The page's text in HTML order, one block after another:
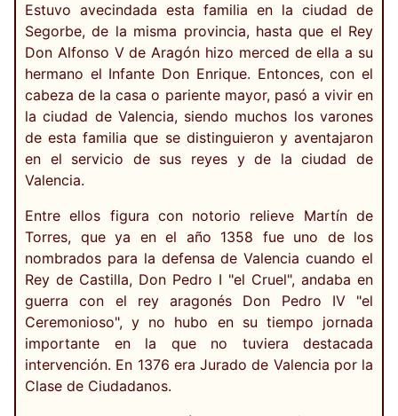
Estuvo avecindada esta familia en la ciudad de
Segorbe, de la misma provincia, hasta que el Rey
Don Alfonso V de Aragón hizo merced de ella a su
hermano el Infante Don Enrique. Entonces, con el
cabeza de la casa o pariente mayor, pasó a vivir en
la ciudad de Valencia, siendo muchos los varones
de esta familia que se distinguieron y aventajaron
en el servicio de sus reyes y de la ciudad de
Valencia.
Entre ellos figura con notorio relieve Martín de
Torres, que ya en el año 1358 fue uno de los
nombrados para la defensa de Valencia cuando el
Rey de Castilla, Don Pedro I "el Cruel", andaba en
guerra con el rey aragonés Don Pedro IV "el
Ceremonioso", y no hubo en su tiempo jornada
importante en la que no tuviera destacada
intervención. En 1376 era Jurado de Valencia por la
Clase de Ciudadanos.